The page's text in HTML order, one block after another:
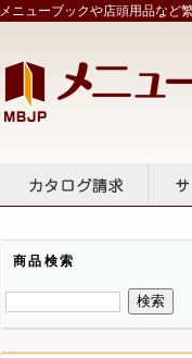
メニューブックや店頭用品な
商品検索